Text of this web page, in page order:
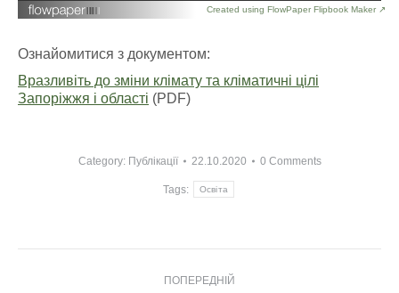
Created using FlowPaper Flipbook Maker ↗
Ознайомитися з документом:
Вразливіть до зміни клімату та кліматичні цілі
Запоріжжя і області (PDF)
Category: Публікації 22.10.2020 0 Comments
Tags: Освіта
ПОПЕРЕДНІЙ